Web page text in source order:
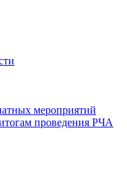
мероприятий
проведения РЧА